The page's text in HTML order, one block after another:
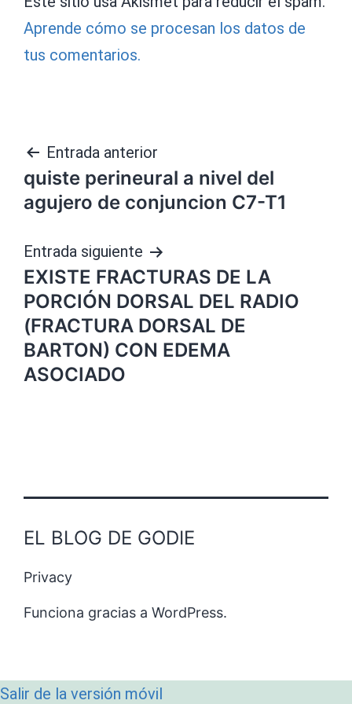
Aprende cómo se procesan los datos de
tus comentarios.
Navegación
de
Entrada anterior
quiste perineural a nivel del
agujero de conjuncion C7-T1
Entrada siguiente
EXISTE FRACTURAS DE LA
PORCIÓN DORSAL DEL RADIO
(FRACTURA DORSAL DE
BARTON) CON EDEMA
ASOCIADO
EL BLOG DE GODIE
Privacy
Funciona gracias a WordPress.
Salir de la versión móvil